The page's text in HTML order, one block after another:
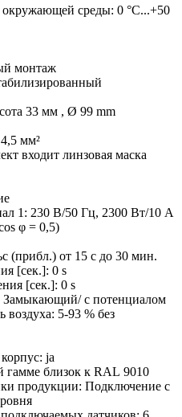
окружающей среды: 0 °C...+50
монтаж
33 мм , Ø 99 mm
мм²
входит линзовая маска
1: 230 В/50 Гц, 2300 Вт/10 А
φ = 0,5)
(прибл.) от 15 с до 30 мин.
[сек.]: 0 s
[сек.]: 0 s
Замыкающий/ с потенциалом
воздуха: 5-93 % без
ja
гамме близок к RAL 9010
продукции: Подключение с